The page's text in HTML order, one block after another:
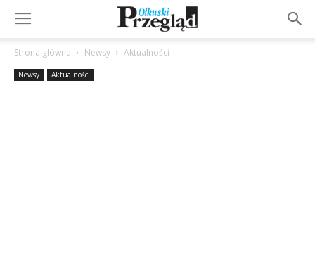
Strona główna Newsy Aktualności
Newsy Aktualności